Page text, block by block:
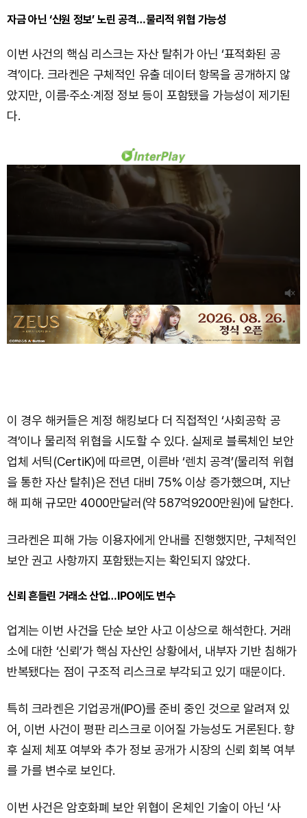
자금 아닌 ‘신원 정보’ 노린 공격…물리적 위협 가능성
이번 사건의 핵심 리스크는 자산 탈취가 아닌 ‘표적화된 공
격’이다. 크라켄은 구체적인 유출 데이터 항목을 공개하지 않
았지만, 이름·주소·계정 정보 등이 포함됐을 가능성이 제기된
다.
이 경우 해커들은 계정 해킹보다 더 직접적인 ‘사회공학 공
격’이나 물리적 위협을 시도할 수 있다. 실제로 블록체인 보안
업체 서틱(CertiK)에 따르면, 이른바 ‘렌치 공격’(물리적 위협
을 통한 자산 탈취)은 전년 대비 75% 이상 증가했으며, 지난
해 피해 규모만 4000만달러(약 587억9200만원)에 달한다.
크라켄은 피해 가능 이용자에게 안내를 진행했지만, 구체적인
보안 권고 사항까지 포함됐는지는 확인되지 않았다.
신뢰 흔들린 거래소 산업…IPO에도 변수
업계는 이번 사건을 단순 보안 사고 이상으로 해석한다. 거래
소에 대한 ‘신뢰’가 핵심 자산인 상황에서, 내부자 기반 침해가
반복됐다는 점이 구조적 리스크로 부각되고 있기 때문이다.
특히 크라켄은 기업공개(IPO)를 준비 중인 것으로 알려져 있
어, 이번 사건이 평판 리스크로 이어질 가능성도 거론된다. 향
후 실제 체포 여부와 추가 정보 공개가 시장의 신뢰 회복 여부
를 가를 변수로 보인다.
이번 사건은 암호화폐 보안 위협이 온체인 기술이 아닌 ‘사